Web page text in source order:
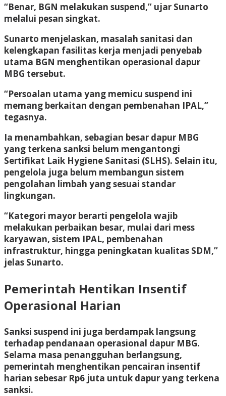
“Benar, BGN melakukan suspend,” ujar Sunarto
melalui pesan singkat.
Sunarto menjelaskan, masalah sanitasi dan
kelengkapan fasilitas kerja menjadi penyebab
utama BGN menghentikan operasional dapur
MBG tersebut.
“Persoalan utama yang memicu suspend ini
memang berkaitan dengan pembenahan IPAL,”
tegasnya.
Ia menambahkan, sebagian besar dapur MBG
yang terkena sanksi belum mengantongi
Sertifikat Laik Hygiene Sanitasi (SLHS). Selain itu,
pengelola juga belum membangun sistem
pengolahan limbah yang sesuai standar
lingkungan.
“Kategori mayor berarti pengelola wajib
melakukan perbaikan besar, mulai dari mess
karyawan, sistem IPAL, pembenahan
infrastruktur, hingga peningkatan kualitas SDM,”
jelas Sunarto.
Pemerintah Hentikan Insentif
Operasional Harian
Sanksi suspend ini juga berdampak langsung
terhadap pendanaan operasional dapur MBG.
Selama masa penangguhan berlangsung,
pemerintah menghentikan pencairan insentif
harian sebesar Rp6 juta untuk dapur yang terkena
sanksi.